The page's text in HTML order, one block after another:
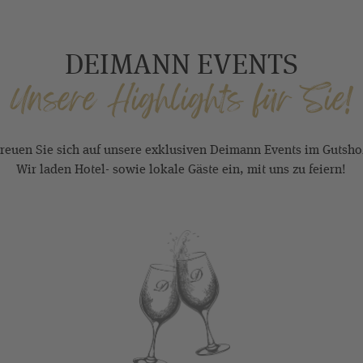
DEIMANN EVENTS
Unsere Highlights für Sie!
Sie sich auf unsere exklusiven Deimann Events im
Wir laden Hotel- sowie lokale Gäste ein, mit uns zu feiern!